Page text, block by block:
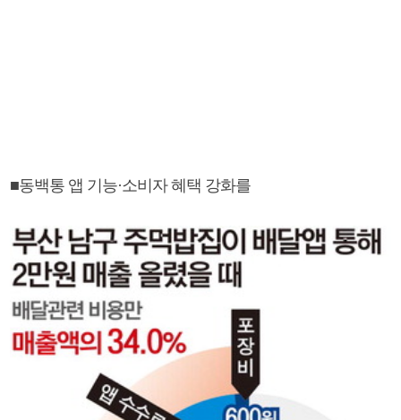
■동백통 앱 기능·소비자 혜택 강화를